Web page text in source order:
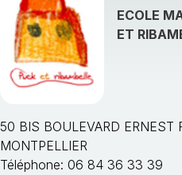
ECOLE
ET
50 BIS BOULEVARD ERNEST
MONTPELLIER
Téléphone: 06 84 36 33 39